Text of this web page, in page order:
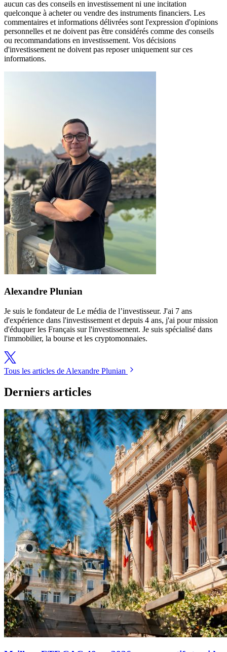
aucun cas des conseils en investissement ni une incitation
quelconque à acheter ou vendre des instruments financiers. Les
commentaires et informations délivrées sont l'expression d'opinions
personnelles et ne doivent pas être considérés comme des conseils
ou recommandations en investissement. Vos décisions
d'investissement ne doivent pas reposer uniquement sur ces
informations.
Alexandre Plunian
Je suis le fondateur de Le média de l’investisseur. J'ai 7 ans
d'expérience dans l'investissement et depuis 4 ans, j'ai pour mission
d'éduquer les Français sur l'investissement. Je suis spécialisé dans
l'immobilier, la bourse et les cryptomonnaies.
Tous les articles de Alexandre Plunian
Derniers articles